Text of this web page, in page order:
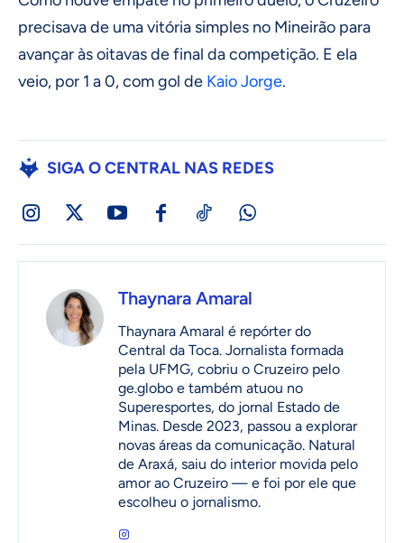
precisava de uma vitória simples no Mineirão para
avançar às oitavas de final da competição. E ela
veio, por 1 a 0, com gol de Kaio Jorge.
SIGA O CENTRAL NAS REDES
Thaynara Amaral
Thaynara Amaral é repórter do
Central da Toca. Jornalista formada
pela UFMG, cobriu o Cruzeiro pelo
ge.globo e também atuou no
Superesportes, do jornal Estado de
Minas. Desde 2023, passou a explorar
novas áreas da comunicação. Natural
de Araxá, saiu do interior movida pelo
amor ao Cruzeiro — e foi por ele que
escolheu o jornalismo.